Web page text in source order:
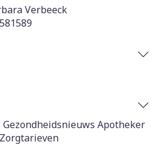
Verbeeck
Gezondheidsnieuws Apotheker
Zorgtarieven